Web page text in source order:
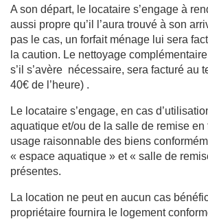
A son départ, le locataire s’engage à
aussi propre qu’il l’aura trouvé à son
pas le cas, un forfait ménage lui sera
la caution. Le nettoyage
s’il s’avère nécessaire, sera facturé au
40€ de l’heure) .
Le locataire s’engage, en cas
aquatique et/ou de la salle de remise en
usage raisonnable des biens
« espace aquatique » et « salle de
présentes.
La location ne peut en aucun cas
propriétaire fournira le logement